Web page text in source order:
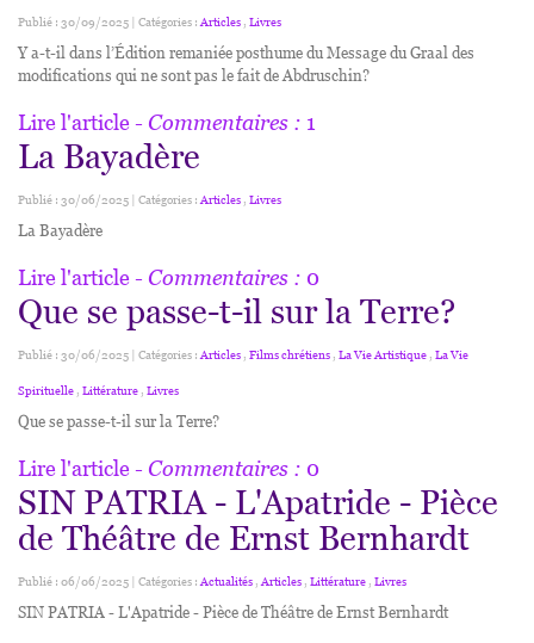
Publié : 30/09/2025 | Catégories :Articles , Livres
Y a-t-il dans l’Édition remaniée posthume du Message du Graal des
modifications qui ne sont pas le fait de Abdruschin?
Lire l'article- Commentaires : 1
La Bayadère
Publié : 30/06/2025 | Catégories :Articles , Livres
La Bayadère
Lire l'article- Commentaires : 0
Que se passe-t-il sur la Terre?
Publié : 30/06/2025 | Catégories :Articles , Films chrétiens , La Vie Artistique , La Vie
Spirituelle , Littérature , Livres
Que se passe-t-il sur la Terre?
Lire l'article- Commentaires : 0
SIN PATRIA - L'Apatride - Pièce
de Théâtre de Ernst Bernhardt
Publié : 06/06/2025 | Catégories :Actualités ,Articles , Littérature , Livres
SIN PATRIA - L'Apatride - Pièce de Théâtre de Ernst Bernhardt